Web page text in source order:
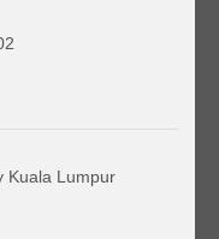
Kuala Lumpur